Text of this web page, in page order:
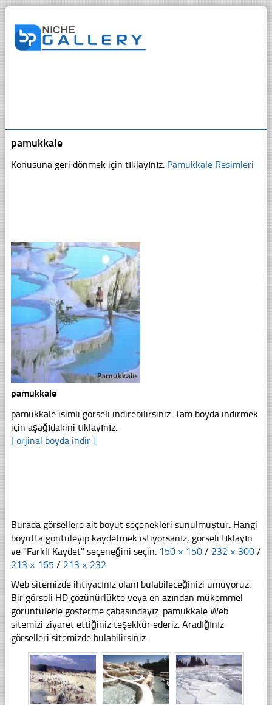
pamukkale
Konusuna geri dönmek için tıklayınız. Pamukkale Resimleri
pamukkale
pamukkale isimli görseli indirebilirsiniz. Tam boyda indirmek
için aşağıdakini tıklayınız.
[ orjinal boyda indir ]
Burada görsellere ait boyut seçenekleri sunulmuştur. Hangi
boyutta göntüleyip kaydetmek istiyorsanız, görseli tıklayın
ve "Farklı Kaydet" seçeneğini seçin. 150 × 150 / 232 × 300 /
213 × 165 / 213 × 232
Web sitemizde ihtiyacınız olanı bulabileceğinizi umuyoruz.
Bir görseli HD çözünürlükte veya en azından mükemmel
görüntülerle gösterme çabasındayız. pamukkale Web
sitemizi ziyaret ettiğiniz teşekkür ederiz. Aradığınız
görselleri sitemizde bulabilirsiniz.